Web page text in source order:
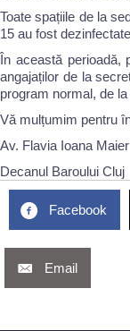
Toate spațiile de la
15 au fost
În această perioadă,
angajaților de la
program normal, de
Vă mulțumim pentru
Av. Flavia Ioana Maier
Decanul Baroului Cluj
Facebook
Email